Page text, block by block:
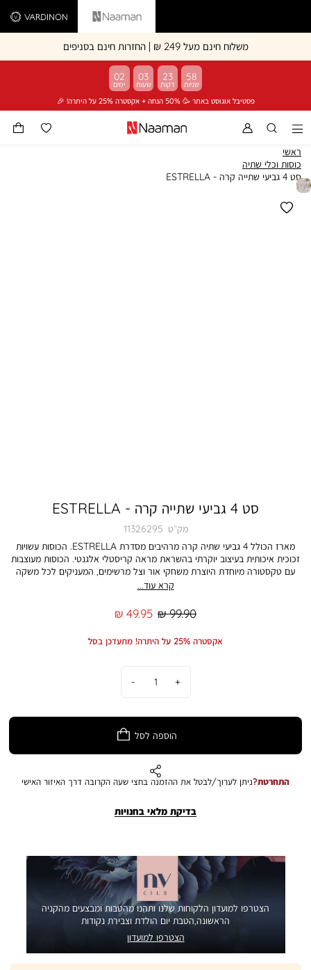
Vardinon Naaman
משלוח חינם מעל 249 ₪ | החזרות חינם בסניפים
פסטיבל אוגוסט באתר 🥳 50% הנחה + אקסטרה 25% על היתרה! 🎉
02 03 23 58
ראשי
כוסות וכלי שתיה
סט 4 גביעי שתייה קרה - ESTRELLA
סט 4 גביעי שתייה קרה - ESTRELLA
מק״ט 11326295
מארז הכולל 4 גביעי שתיה קרה מרהיבים מסדרת ESTRELLA. הכוסות עשויות
זכוכית איכותית בעיצוב יוקרתי בהשראת מראה קריסטלי אלגנטי. הכוסות מעוצבות
עם טקסטורה מיוחדת היוצרת משחקי אור וצל מרשימים, המעניקים לכל משקה
מרשים ומלא סטייל. העיצוב האלגנטי משלב בין קלאסיות לנוכחות מודרנית, והופך
כל ארוחה או אירוח לחוויה מעוצבת ומוקפדת יותר. מארז שמשלב פונקציונליות עם
בלבד. הצבע במציאות עשוי להיות שונה מהמוצג בתמונה.
קרא עוד...
מחיר
49.95 ₪
מחיר
99.90 ₪
אקסטרה 25% על היתרה! מתעדכן בסל
הוספה לסל
התחרטת?ניתן לערוך/לבטל את ההזמנה בחצי שעה הקרובה דרך האיזור האישי
בדיקת מלאי בחנויות
הצטרפו למועדון הלקוחות שלנו ותהנו מהטבות ומבצעים מהקניה
הראשונה,הטבת יום הולדת וצבירת נקודות
הצטרפו למועדון